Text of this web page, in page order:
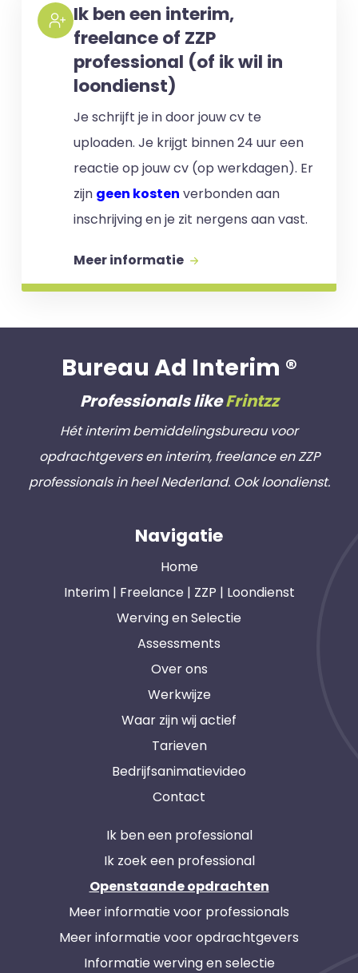
Ik ben een interim,
freelance of ZZP
professional (of ik wil in
loondienst)
Je schrijft je in door jouw cv te
uploaden. Je krijgt binnen 24 uur een
reactie op jouw cv (op werkdagen). Er
zijn geen kosten verbonden aan
inschrijving en je zit nergens aan vast.
Meer informatie
Bureau Ad Interim ®
Professionals likeFrintzz
Hét interim bemiddelingsbureau voor
opdrachtgevers en interim, freelance en ZZP
professionals in heel Nederland. Ook loondienst.
Navigatie
Home
Interim | Freelance | ZZP | Loondienst
Werving en Selectie
Assessments
Over ons
Werkwijze
Waar zijn wij actief
Tarieven
Bedrijfsanimatievideo
Contact
Ik ben een professional
Ik zoek een professional
Openstaande opdrachten
Meer informatie voor professionals
Meer informatie voor opdrachtgevers
Informatie werving en selectie